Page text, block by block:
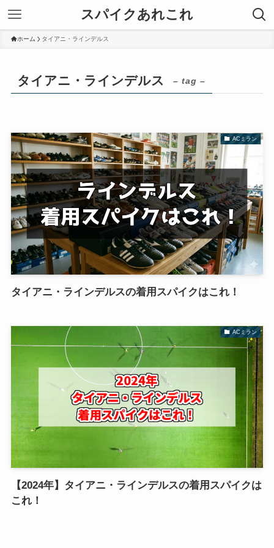
スパイクあれこれ
ホーム タイアニ・ラインデルス
タイアニ・ラインデルス – tag –
ACミラン
タイアニ・ラインデルスの着用スパイクはこれ！
ACミラン
【2024年】タイアニ・ラインデルスの着用スパイクは
これ！